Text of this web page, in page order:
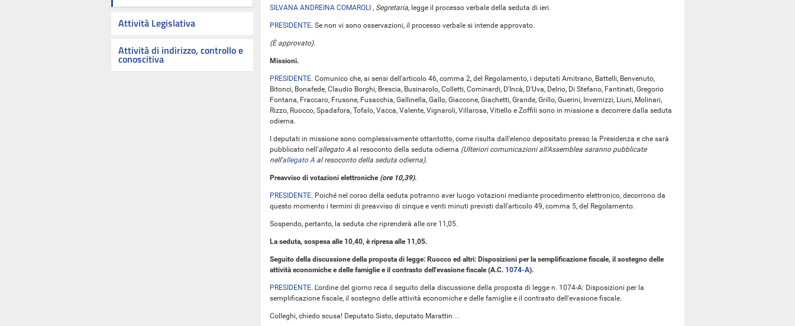
Attività Legislativa
Attività di indirizzo, controllo e
conoscitiva
SILVANA ANDREINA COMAROLI , Segretaria, legge il processo verbale della seduta di ieri.
PRESIDENTE. Se non vi sono osservazioni, il processo verbale si intende approvato.
(È approvato).
Missioni.
PRESIDENTE. Comunico che, ai sensi dell'articolo 46, comma 2, del Regolamento, i deputati Amitrano, Battelli, Benvenuto,
Bitonci, Bonafede, Claudio Borghi, Brescia, Businarolo, Colletti, Cominardi, D'Incà, D'Uva, Delrio, Di Stefano, Fantinati, Gregorio
Fontana, Fraccaro, Frusone, Fusacchia, Gallinella, Gallo, Giaccone, Giachetti, Grande, Grillo, Guerini, Invernizzi, Liuni, Molinari,
Rizzo, Ruocco, Spadafora, Tofalo, Vacca, Valente, Vignaroli, Villarosa, Vitiello e Zoffili sono in missione a decorrere dalla seduta
odierna.
I deputati in missione sono complessivamente ottantotto, come risulta dall'elenco depositato presso la Presidenza e che sarà
pubblicato nell'allegato A al resoconto della seduta odierna (Ulteriori comunicazioni all'Assemblea saranno pubblicate
nell'allegato A al resoconto della seduta odierna).
Preavviso di votazioni elettroniche (ore 10,39).
PRESIDENTE. Poiché nel corso della seduta potranno aver luogo votazioni mediante procedimento elettronico, decorrono da
questo momento i termini di preavviso di cinque e venti minuti previsti dall'articolo 49, comma 5, del Regolamento.
Sospendo, pertanto, la seduta che riprenderà alle ore 11,05.
La seduta, sospesa alle 10,40, è ripresa alle 11,05.
Seguito della discussione della proposta di legge: Ruocco ed altri: Disposizioni per la semplificazione fiscale, il sostegno delle
attività economiche e delle famiglie e il contrasto dell'evasione fiscale (A.C. 1074-A).
PRESIDENTE. L'ordine del giorno reca il seguito della discussione della proposta di legge n. 1074-A: Disposizioni per la
semplificazione fiscale, il sostegno delle attività economiche e delle famiglie e il contrasto dell'evasione fiscale.
Colleghi, chiedo scusa! Deputato Sisto, deputato Marattin…